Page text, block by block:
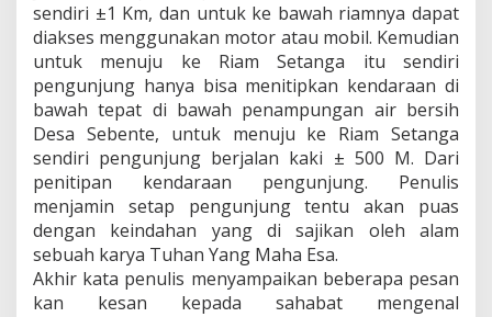
sendiri ±1 Km, dan untuk ke bawah riamnya dapat
diakses menggunakan motor atau mobil. Kemudian
untuk menuju ke Riam Setanga itu sendiri
pengunjung hanya bisa menitipkan kendaraan di
bawah tepat di bawah penampungan air bersih
Desa Sebente, untuk menuju ke Riam Setanga
sendiri pengunjung berjalan kaki ± 500 M. Dari
penitipan kendaraan pengunjung. Penulis
menjamin setap pengunjung tentu akan puas
dengan keindahan yang di sajikan oleh alam
sebuah karya Tuhan Yang Maha Esa.
Akhir kata penulis menyampaikan beberapa pesan
kan kesan kepada sahabat mengenal